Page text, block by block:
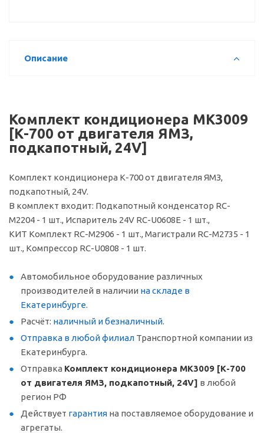
Описание
Комплект кондиционера МК3009
[К-700 от двигателя ЯМЗ,
подкапотный, 24V]
Комплект кондиционера К-700 от двигателя ЯМЗ,
подкапотный, 24V.
В комплект входит: Подкапотный конденсатор RC-
M2204 - 1 шт., Испаритель 24V RC-U0608E - 1 шт.,
КИТ Комплект RC-M2906 - 1 шт., Магистрали RC-M2735 - 1
шт., Компрессор RC-U0808 - 1 шт.
Автомобильное оборудование различных
производителей в наличии на складе в
Екатеринбурге.
Расчёт: наличный и безналичный.
Отправка в любой филиал Транспортной компании из
Екатеринбурга.
Отправка Комплект кондиционера МК3009 [К-700
от двигателя ЯМЗ, подкапотный, 24V] в любой
регион РФ
Действует гарантия на поставляемое оборудование и
агрегаты.